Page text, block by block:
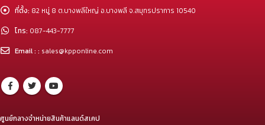
ที่ตั้ง: 82 หมู่ 8 ต.บางพลีใหญ่ อ.บางพลี จ.สมุทรปราการ 10540
โทร: 087-443-7777
Email : : sales@kpponline.com
ศูนย์กลางจำหน่ายสินค้าแลนด์สเคป